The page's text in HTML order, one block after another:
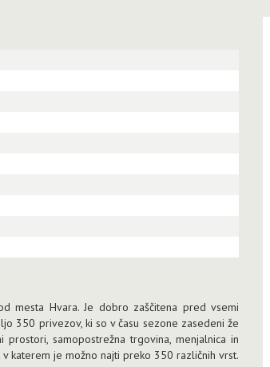
mesta Hvara. Je dobro zaščitena pred vsemi
350 privezov, ki so v času sezone zasedeni že
samopostrežna trgovina, menjalnica in
katerem je možno najti preko 350 različnih vrst.